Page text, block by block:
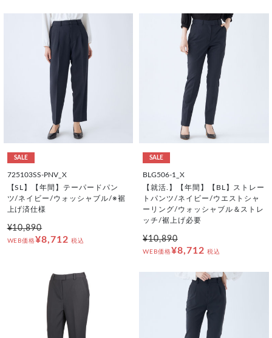
SALE
725103SS-PNV_X
【SL】【年間】テーパードパン
ツ/ネイビー/ウォッシャブル/※裾
上げ済仕様
¥10,890
WEB価格¥8,712 税込
SALE
BLG506-1_X
【就活.】【年間】【BL】ストレー
トパンツ/ネイビー/ウエストシャ
ーリング/ウォッシャブル＆ストレ
ッチ/裾上げ必要
¥10,890
WEB価格¥8,712 税込